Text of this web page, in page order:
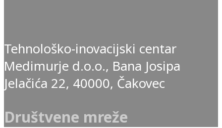
Tehnološko-inovacijski centar
Medimurje d.o.o., Bana Josipa
Jelačića 22, 40000, Čakovec
Društvene mreže